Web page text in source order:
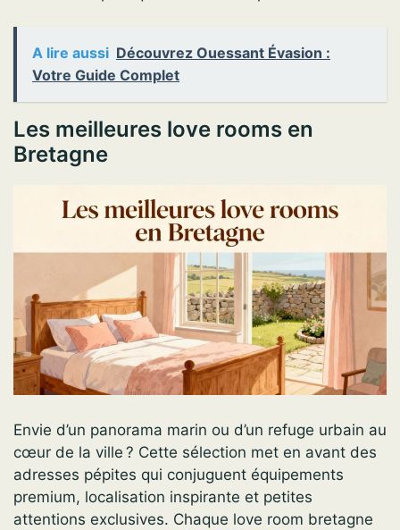
A lire aussi Découvrez Ouessant Évasion :
Votre Guide Complet
Les meilleures love rooms en
Bretagne
Envie d’un panorama marin ou d’un refuge urbain au
cœur de la ville ? Cette sélection met en avant des
adresses pépites qui conjuguent équipements
premium, localisation inspirante et petites
attentions exclusives. Chaque love room bretagne